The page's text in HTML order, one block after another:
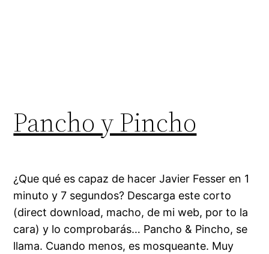
Pancho y Pincho
¿Que qué es capaz de hacer Javier Fesser en 1
minuto y 7 segundos? Descarga este corto
(direct download, macho, de mi web, por to la
cara) y lo comprobarás… Pancho & Pincho, se
llama. Cuando menos, es mosqueante. Muy